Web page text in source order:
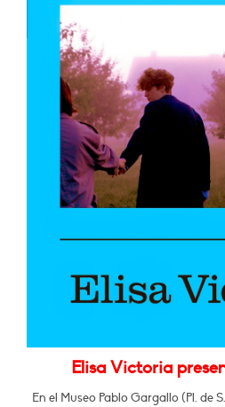
Elisa Victoria
En el Museo Pablo Gargallo (Pl. de